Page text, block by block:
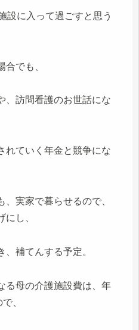
設に入って過ごすと思う
でも、
、訪問看護のお世話にな
れていく年金と競争にな
実家で暮らせるので、
し、
補てんする予定。
る母の介護施設費は、年
、